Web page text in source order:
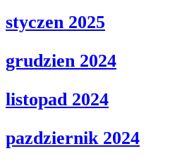
styczen 2025
grudzien 2024
listopad 2024
pazdziernik 2024